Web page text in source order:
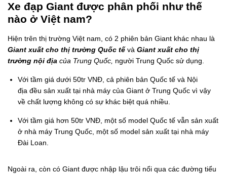
Xe đạp Giant được phân phối như thế
nào ở Việt nam?
Hiện trên thị trường Việt nam, có 2 phiên bản Giant khác nhau là
Giant xuất cho thị trường Quốc tếvà Giant xuất cho thị
trường nội địa của Trung Quốc, người Trung Quốc sử dụng.
Với tầm giá dưới 50tr VNĐ, cả phiên bản Quốc tế và Nội
địa đều sản xuất tại nhà máy của Giant ở Trung Quốc vì vậy
về chất lượng không có sự khác biệt quá nhiều.
Với tầm giá hơn 50tr VNĐ, một số model Quốc tế vẫn sản xuất
ở nhà máy Trung Quốc, một số model sản xuất tại nhà máy
Đài Loan.
Ngoài ra, còn có Giant được nhập lậu trôi nổi qua các đường tiểu